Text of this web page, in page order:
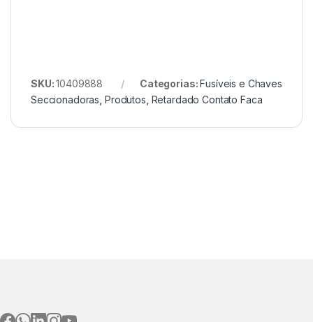
SKU:10409888 Categorias:Fusíveis e Chaves
Seccionadoras Produtos Retardado Contato Faca